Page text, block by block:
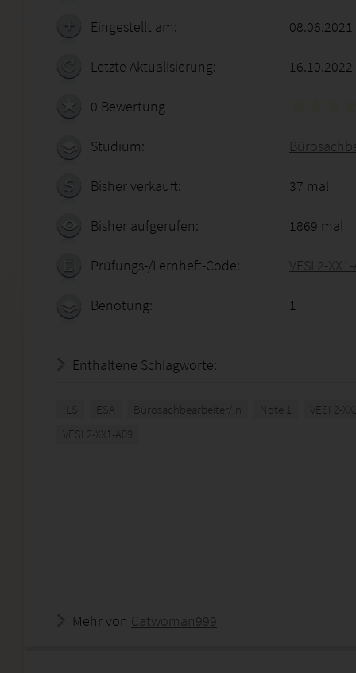
Eingestellt am:
Letzte Aktualisierung: 16.10.2022
0 Bewertung
Studium:
Bisher verkauft: 37 mal
Bisher aufgerufen: 1869 mal
Prüfungs-/Lernheft-Code: VESI 2-
Benotung: 1
Enthaltene Schlagworte:
ILS ESA Bürosachbearbeiter/in Note 1
VESI 2-
VESI 2-XX1-A09
Mehr von Catwoman999